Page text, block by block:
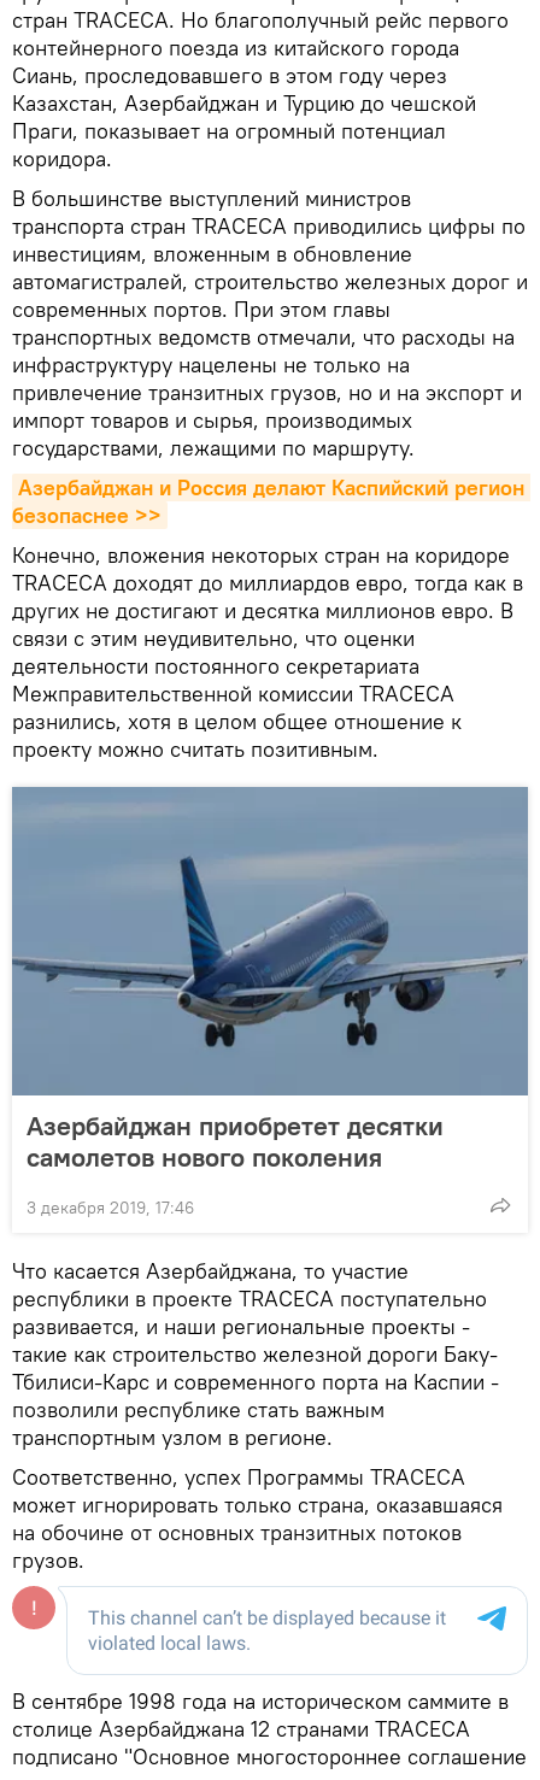
стран TRACECA. Но благополучный рейс первого
контейнерного поезда из китайского города
Сиань, проследовавшего в этом году через
Казахстан, Азербайджан и Турцию до чешской
Праги, показывает на огромный потенциал
коридора.
В большинстве выступлений министров
транспорта стран TRACECA приводились цифры по
инвестициям, вложенным в обновление
автомагистралей, строительство железных дорог и
современных портов. При этом главы
транспортных ведомств отмечали, что расходы на
инфраструктуру нацелены не только на
привлечение транзитных грузов, но и на экспорт и
импорт товаров и сырья, производимых
государствами, лежащими по маршруту.
Азербайджан и Россия делают Каспийский регион
безопаснее >>
Конечно, вложения некоторых стран на коридоре
TRACECA доходят до миллиардов евро, тогда как в
других не достигают и десятка миллионов евро. В
связи с этим неудивительно, что оценки
деятельности постоянного секретариата
Межправительственной комиссии TRACEСA
разнились, хотя в целом общее отношение к
проекту можно считать позитивным.
Aзербайджан приобретет десятки
самолетов нового поколения
3 декабря 2019, 17:46
Что касается Азербайджана, то участие
республики в проекте TRACECA поступательно
развивается, и наши региональные проекты -
такие как строительство железной дороги Баку-
Тбилиси-Карс и современного порта на Каспии -
позволили республике стать важным
транспортным узлом в регионе.
Соответственно, успех Программы TRACECA
может игнорировать только страна, оказавшаяся
на обочине от основных транзитных потоков
грузов.
В сентябре 1998 года на историческом саммите в
столице Азербайджана 12 странами TRACEСA
подписано "Основное многостороннее соглашение